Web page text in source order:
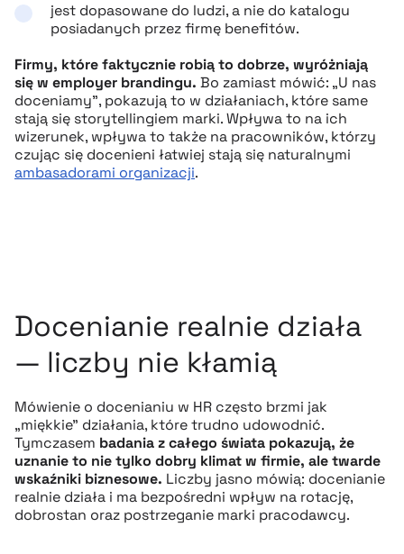
jest dopasowane do ludzi, a nie do katalogu
posiadanych przez firmę benefitów.
Firmy, które faktycznie robią to dobrze, wyróżniają
się w employer brandingu. Bo zamiast mówić: „U nas
doceniamy”, pokazują to w działaniach, które same
stają się storytellingiem marki. Wpływa to na ich
wizerunek, wpływa to także na pracowników, którzy
czując się docenieni łatwiej stają się naturalnymi
ambasadorami organizacji.
Docenianie realnie działa
— liczby nie kłamią
Mówienie o docenianiu w HR często brzmi jak
„miękkie” działania, które trudno udowodnić.
Tymczasem badania z całego świata pokazują, że
uznanie to nie tylko dobry klimat w firmie, ale twarde
wskaźniki biznesowe. Liczby jasno mówią: docenianie
realnie działa i ma bezpośredni wpływ na rotację,
dobrostan oraz postrzeganie marki pracodawcy.